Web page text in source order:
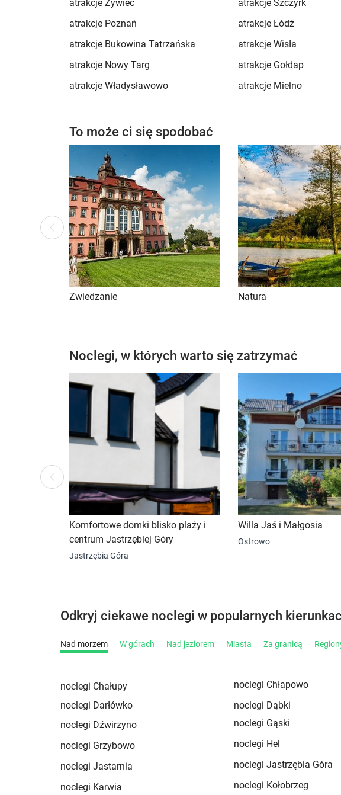
atrakcje Żywiec
atrakcje Szczyrk
atrakcje Poznań
atrakcje Łódź
atrakcje Bukowina Tatrzańska
atrakcje Wisła
atrakcje Nowy Targ
atrakcje Gołdap
atrakcje Władysławowo
atrakcje Mielno
To może ci się spodobać
Previ
ous
Zwiedzanie Natura
Noclegi, w których warto się zatrzymać
Previ
ous
Komfortowe domki blisko plaży i
centrum Jastrzębiej Góry
Jastrzębia Góra
Willa Jaś i Małgosia
Ostrowo
Odkryj ciekawe noclegi w popularnych
Nad morzem W górach Nad jeziorem Miasta Za granicą
noclegi Chałupy noclegi Chłapowo
noclegi Darłówko
noclegi Dąbki
noclegi Dźwirzyno
noclegi Gąski
noclegi Grzybowo
noclegi Hel
noclegi Jastarnia
noclegi Jastrzębia Góra
noclegi Karwia
noclegi Kołobrzeg